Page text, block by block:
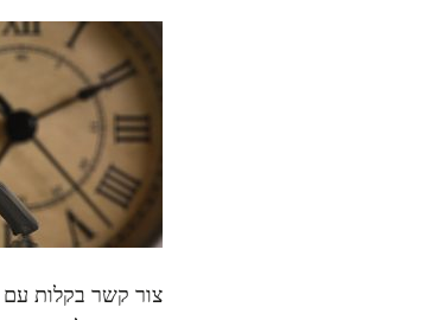
צור קשר בקלות